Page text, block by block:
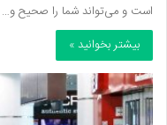
است و می‌تواند شما را صحیح و…
بیشتر بخوانید »